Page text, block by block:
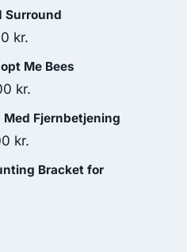
price
Surround
kr.
price
Me Bees
kr.
price
Med Fjernbetjening
kr..
kr.
price
Bracket for